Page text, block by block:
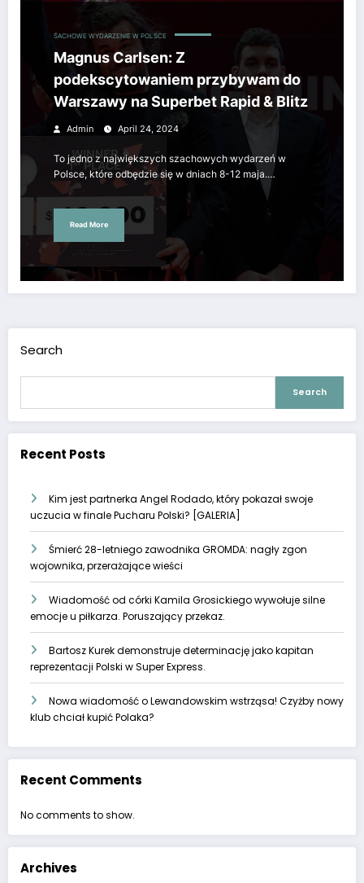
ŚACHOWE WYDARZENIE W POLSCE
Magnus Carlsen: Z
podekscytowaniem przybywam do
Warszawy na Superbet Rapid & Blitz
Admin April 24, 2024
To jedno z największych szachowych wydarzeń w
Polsce, które odbędzie się w dniach 8-12 maja.…
Read More
Search
Search
Recent Posts
Kim jest partnerka Angel Rodado, który pokazał swoje
uczucia w finale Pucharu Polski? [GALERIA]
Śmierć 28-letniego zawodnika GROMDA: nagły zgon
wojownika, przerażające wieści
Wiadomość od córki Kamila Grosickiego wywołuje silne
emocje u piłkarza. Poruszający przekaz.
Bartosz Kurek demonstruje determinację jako kapitan
reprezentacji Polski w Super Express.
Nowa wiadomość o Lewandowskim wstrząsa! Czyżby nowy
klub chciał kupić Polaka?
Recent Comments
No comments to show.
Archives